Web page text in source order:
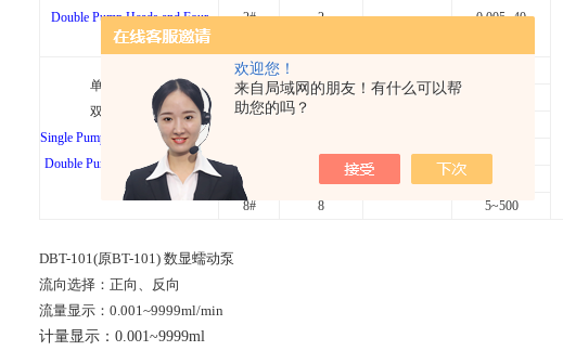
欢迎您！
来自局域网的朋友！有什么可以帮
助您的吗？
Double Pump Heads and Four
Channels
2# 2 0.005~40
单泵头单通道
双泵头双通道
Single Pump Head Single Channel
Double Pump Heads and Double
Channels
1#
(2.5 optional)
2#
2
5
0.1~300
6#
8#
8 5~500
DBT-101(原BT-101) 数显蠕动泵
流向选择：正向、反向
流量显示： 0.001~9999ml/min
计量显示： 0.001~9999ml